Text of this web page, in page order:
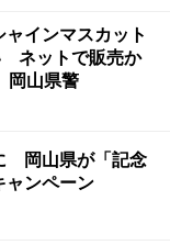
ャインマスカット
ネットで販売か
岡山県警
岡山県が「記念
ャンペーン